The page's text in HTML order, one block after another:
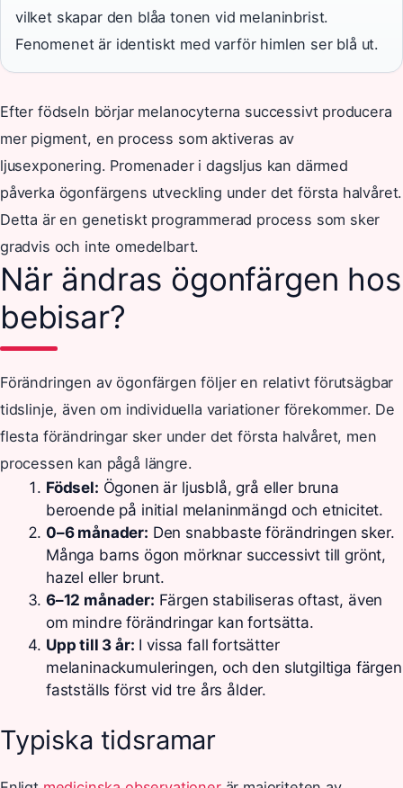
vilket skapar den blåa tonen vid melaninbrist.
Fenomenet är identiskt med varför himlen ser blå ut.
Efter födseln börjar melanocyterna successivt producera
mer pigment, en process som aktiveras av
ljusexponering. Promenader i dagsljus kan därmed
påverka ögonfärgens utveckling under det första halvåret.
Detta är en genetiskt programmerad process som sker
gradvis och inte omedelbart.
När ändras ögonfärgen hos
bebisar?
Förändringen av ögonfärgen följer en relativt förutsägbar
tidslinje, även om individuella variationer förekommer. De
flesta förändringar sker under det första halvåret, men
processen kan pågå längre.
Födsel: Ögonen är ljusblå, grå eller bruna
beroende på initial melaninmängd och etnicitet.
0–6 månader: Den snabbaste förändringen sker.
Många barns ögon mörknar successivt till grönt,
hazel eller brunt.
6–12 månader: Färgen stabiliseras oftast, även
om mindre förändringar kan fortsätta.
Upp till 3 år: I vissa fall fortsätter
melaninackumuleringen, och den slutgiltiga färgen
fastställs först vid tre års ålder.
Typiska tidsramar